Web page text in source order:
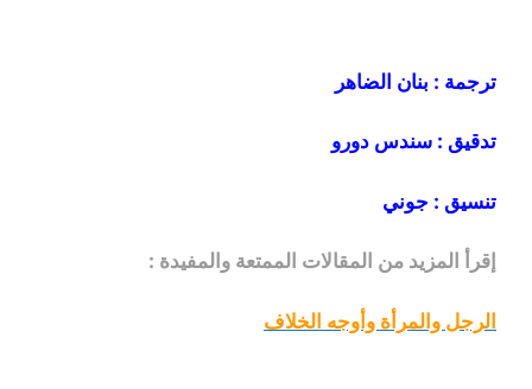
ترجمة : بنان الضاهر
تدقيق : سندس دورو
تنسيق : جوني
إقرأ المزيد من المقالات الممتعة والمفيدة :
الرجل والمرأة وأوجه الخلاف